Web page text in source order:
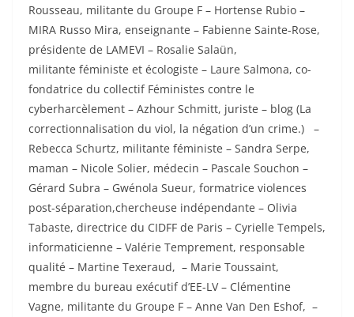
Rousseau, militante du Groupe F – Hortense Rubio –
MIRA Russo Mira, enseignante – Fabienne Sainte-Rose,
présidente de LAMEVI – Rosalie Salaün,
militante féministe et écologiste – Laure Salmona, co-
fondatrice du collectif Féministes contre le
cyberharcèlement – Azhour Schmitt, juriste – blog (La
correctionnalisation du viol, la négation d’un crime.) –
Rebecca Schurtz, militante féministe – Sandra Serpe,
maman – Nicole Solier, médecin – Pascale Souchon –
Gérard Subra – Gwénola Sueur, formatrice violences
post-séparation,chercheuse indépendante – Olivia
Tabaste, directrice du CIDFF de Paris – Cyrielle Tempels,
informaticienne – Valérie Temprement, responsable
qualité – Martine Texeraud, – Marie Toussaint,
membre du bureau exécutif d’EE-LV – Clémentine
Vagne, militante du Groupe F – Anne Van Den Eshof, –